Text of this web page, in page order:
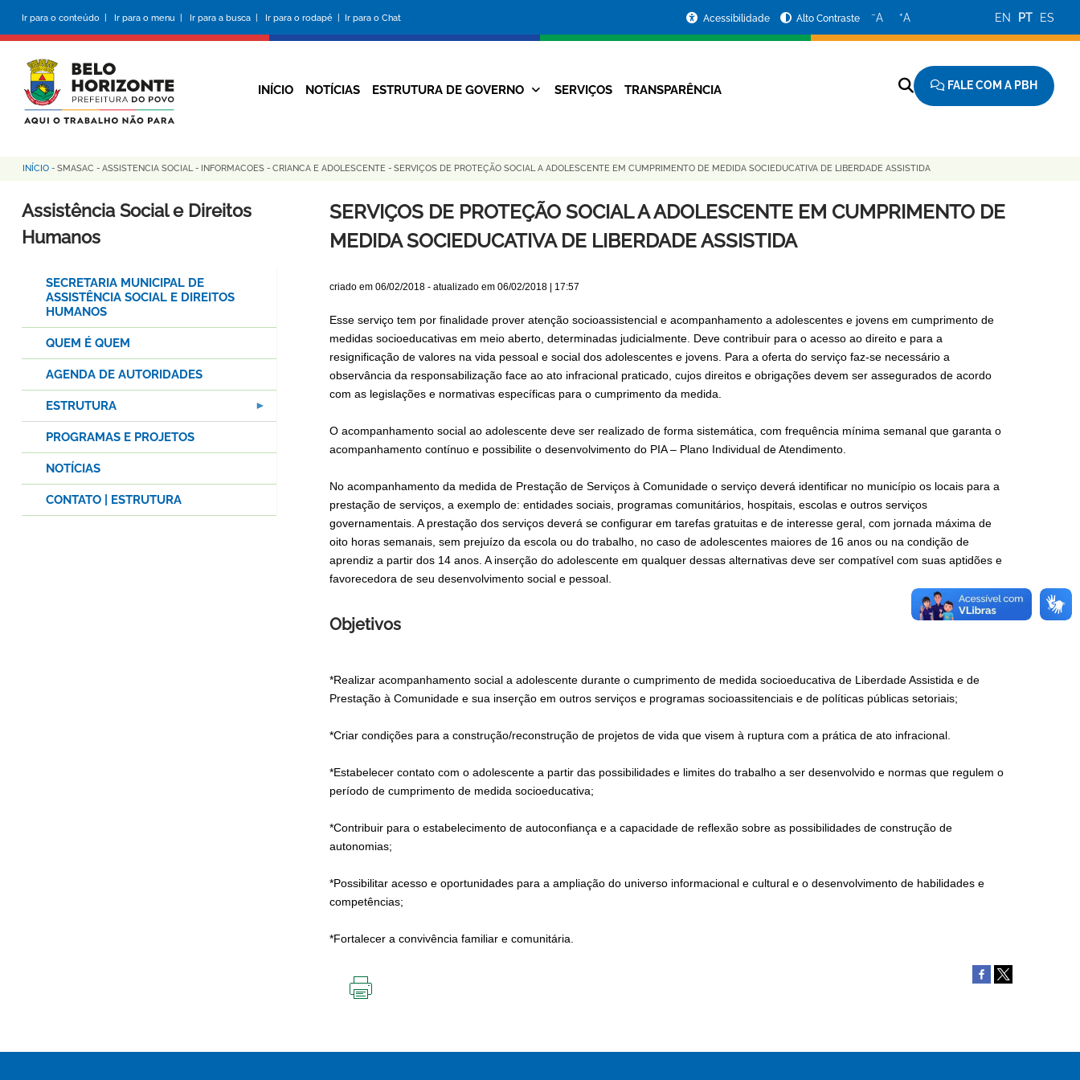
conteúdo
principal
Ir para o conteúdo | Ir para o menu | Ir para a busca | Ir para o rodapé | Ir para o Chat
da
Prefeitura
Acessibilidade Alto Contraste −A +A EN PT ES
Navegação
INÍCIO NOTÍCIAS ESTRUTURA DE GOVERNO SERVIÇOS TRANSPARÊNCIA FALE COM A PBH
Trilha
de
navegação
INÍCIO - SMASAC - ASSISTENCIA SOCIAL- INFORMACOES - CRIANCA E ADOLESCENTE - SERVIÇOS DE PROTEÇÃO SOCIAL A ADOLESCENTE EM CUMPRIMENTO DE MEDIDA SOCIEDUCATIVA DE LIBERDADE ASSISTIDA
SERVIÇOS DE PROTEÇÃO SOCIAL A ADOLESCENTE EM CUMPRIMENTO DE
MEDIDA SOCIEDUCATIVA DE LIBERDADE ASSISTIDA
criado em 06/02/2018- atualizado em 06/02/2018 | 17:57
Esse serviço tem por finalidade prover atenção socioassistencial e acompanhamento a adolescentes e jovens em cumprimento de
medidas socioeducativas em meio aberto, determinadas judicialmente. Deve contribuir para o acesso ao direito e para a
resignificação de valores na vida pessoal e social dos adolescentes e jovens. Para a oferta do serviço faz-se necessário a
observância da responsabilização face ao ato infracional praticado, cujos direitos e obrigações devem ser assegurados de acordo
com as legislações e normativas específicas para o cumprimento da medida.
O acompanhamento social ao adolescente deve ser realizado de forma sistemática, com frequência mínima semanal que garanta o
acompanhamento contínuo e possibilite o desenvolvimento do PIA – Plano Individual de Atendimento.
No acompanhamento da medida de Prestação de Serviços à Comunidade o serviço deverá identificar no município os locais para a
prestação de serviços, a exemplo de: entidades sociais, programas comunitários, hospitais, escolas e outros serviços
governamentais. A prestação dos serviços deverá se configurar em tarefas gratuitas e de interesse geral, com jornada máxima de
oito horas semanais, sem prejuízo da escola ou do trabalho, no caso de adolescentes maiores de 16 anos ou na condição de
aprendiz a partir dos 14 anos. A inserção do adolescente em qualquer dessas alternativas deve ser compatível com suas aptidões e
favorecedora de seu desenvolvimento social e pessoal.
Objetivos
*Realizar acompanhamento social a adolescente durante o cumprimento de medida socioeducativa de Liberdade Assistida e de
Prestação à Comunidade e sua inserção em outros serviços e programas socioassitenciais e de políticas públicas setoriais;
*Criar condições para a construção/reconstrução de projetos de vida que visem à ruptura com a prática de ato infracional.
*Estabelecer contato com o adolescente a partir das possibilidades e limites do trabalho a ser desenvolvido e normas que regulem o
período de cumprimento de medida socioeducativa;
*Contribuir para o estabelecimento de autoconfiança e a capacidade de reflexão sobre as possibilidades de construção de
autonomias;
*Possibilitar acesso e oportunidades para a ampliação do universo informacional e cultural e o desenvolvimento de habilidades e
competências;
*Fortalecer a convivência familiar e comunitária.
Assistência Social e Direitos
Humanos
SECRETARIA MUNICIPAL DE
ASSISTÊNCIA SOCIAL E DIREITOS
HUMANOS
QUEM É QUEM
AGENDA DE AUTORIDADES
ESTRUTURA
PROGRAMAS E PROJETOS
NOTÍCIAS
CONTATO | ESTRUTURA